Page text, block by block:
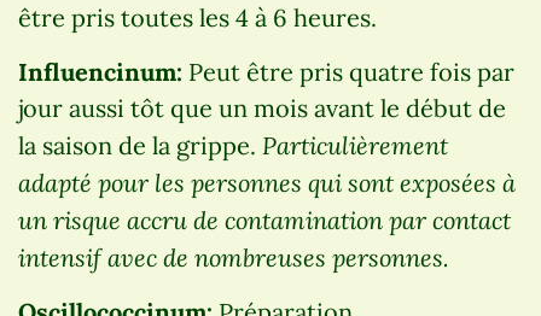
être pris toutes les 4 à 6 heures.
Influencinum: Peut être pris quatre fois par
jour aussi tôt que un mois avant le début de
la saison de la grippe. Particulièrement
adapté pour les personnes qui sont exposées à
un risque accru de contamination par contact
intensif avec de nombreuses personnes.